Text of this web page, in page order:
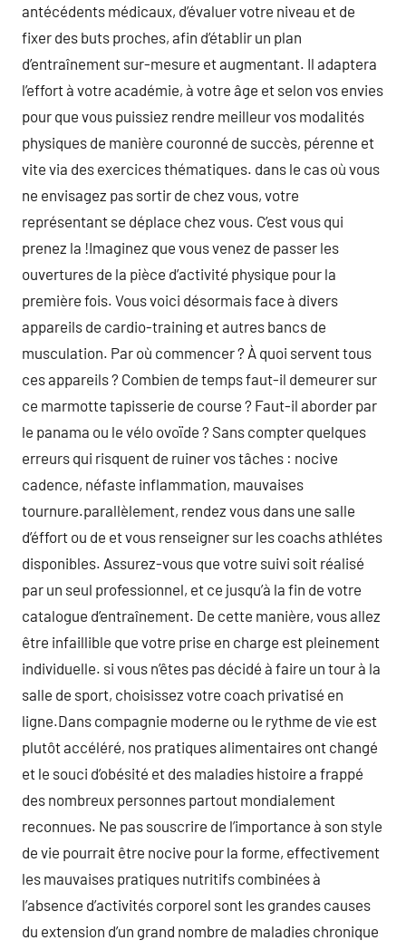
antécédents médicaux, d’évaluer votre niveau et de
fixer des buts proches, afin d’établir un plan
d’entraînement sur-mesure et augmentant. Il adaptera
l’effort à votre académie, à votre âge et selon vos envies
pour que vous puissiez rendre meilleur vos modalités
physiques de manière couronné de succès, pérenne et
vite via des exercices thématiques. dans le cas où vous
ne envisagez pas sortir de chez vous, votre
représentant se déplace chez vous. C’est vous qui
prenez la !Imaginez que vous venez de passer les
ouvertures de la pièce d’activité physique pour la
première fois. Vous voici désormais face à divers
appareils de cardio-training et autres bancs de
musculation. Par où commencer ? À quoi servent tous
ces appareils ? Combien de temps faut-il demeurer sur
ce marmotte tapisserie de course ? Faut-il aborder par
le panama ou le vélo ovoïde ? Sans compter quelques
erreurs qui risquent de ruiner vos tâches : nocive
cadence, néfaste inflammation, mauvaises
tournure.parallèlement, rendez vous dans une salle
d’éffort ou de et vous renseigner sur les coachs athlétes
disponibles. Assurez-vous que votre suivi soit réalisé
par un seul professionnel, et ce jusqu’à la fin de votre
catalogue d’entraînement. De cette manière, vous allez
être infaillible que votre prise en charge est pleinement
individuelle. si vous n’êtes pas décidé à faire un tour à la
salle de sport, choisissez votre coach privatisé en
ligne.Dans compagnie moderne ou le rythme de vie est
plutôt accéléré, nos pratiques alimentaires ont changé
et le souci d’obésité et des maladies histoire a frappé
des nombreux personnes partout mondialement
reconnues. Ne pas souscrire de l’importance à son style
de vie pourrait être nocive pour la forme, effectivement
les mauvaises pratiques nutritifs combinées à
l’absence d’activités corporel sont les grandes causes
du extension d’un grand nombre de maladies chronique